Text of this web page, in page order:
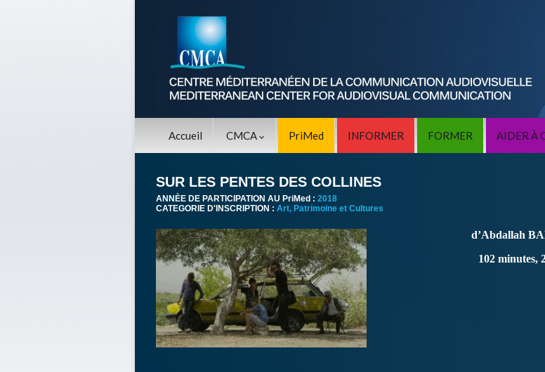
Accueil CMCA PriMed INFORMER FORMER AIDER À
SUR LES PENTES DES COLLINES
ANNÈE DE PARTICIPATION AU PriMed : 2018
CATEGORIE D'INSCRIPTION : Art, Patrimoine et Cultures
d’Abdallah
102 minutes,